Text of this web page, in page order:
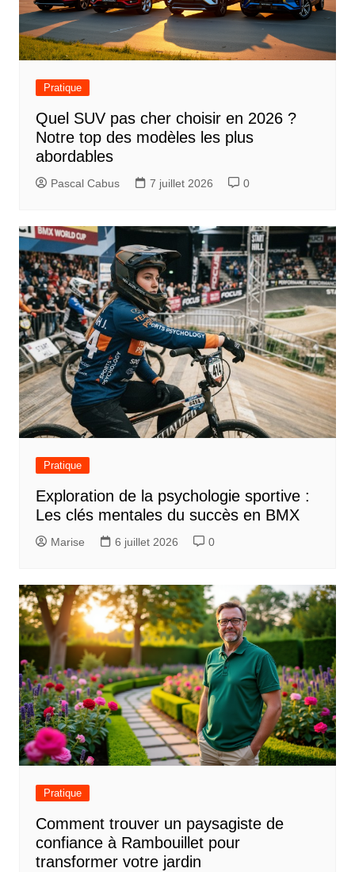
Pratique
Quel SUV pas cher choisir en 2026 ?
Notre top des modèles les plus
abordables
Pascal Cabus 7 juillet 2026 0
Pratique
Exploration de la psychologie sportive :
Les clés mentales du succès en BMX
Marise 6 juillet 2026 0
Pratique
Comment trouver un paysagiste de
confiance à Rambouillet pour
transformer votre jardin